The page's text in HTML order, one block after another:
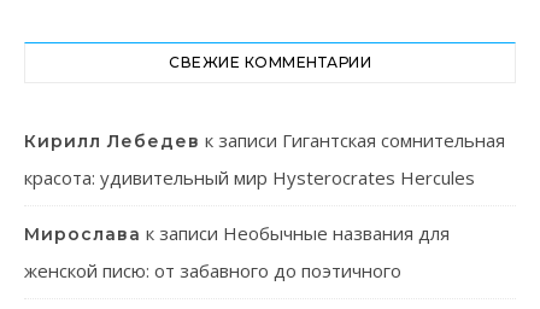
СВЕЖИЕ КОММЕНТАРИИ
Кирилл Лебедев к записи Гигантская сомнительная
красота: удивительный мир Hysterocrates Hercules
Мирослава к записи Необычные названия для
женской писю: от забавного до поэтичного